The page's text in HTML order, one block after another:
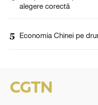
alegere corectă
5 Economia Chinei pe